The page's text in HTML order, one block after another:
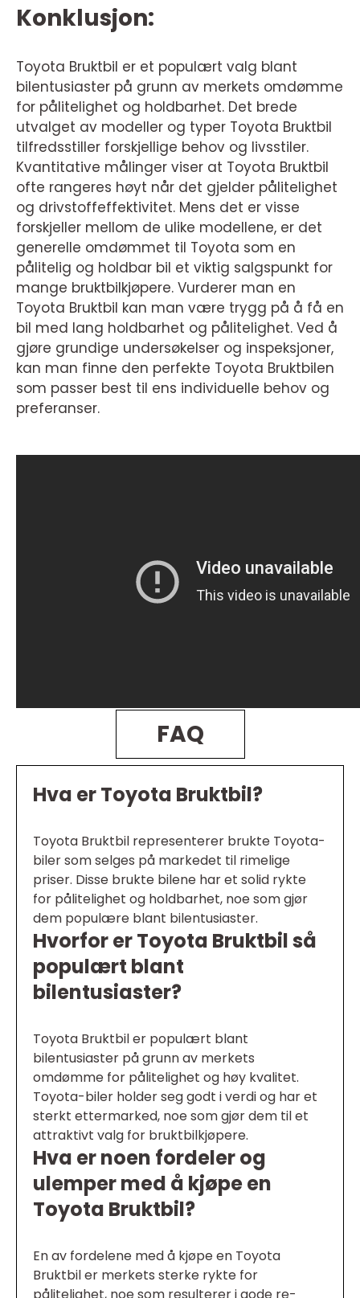
Konklusjon:
Toyota Bruktbil er et populært valg blant
bilentusiaster på grunn av merkets omdømme
for pålitelighet og holdbarhet. Det brede
utvalget av modeller og typer Toyota Bruktbil
tilfredsstiller forskjellige behov og livsstiler.
Kvantitative målinger viser at Toyota Bruktbil
ofte rangeres høyt når det gjelder pålitelighet
og drivstoffeffektivitet. Mens det er visse
forskjeller mellom de ulike modellene, er det
generelle omdømmet til Toyota som en
pålitelig og holdbar bil et viktig salgspunkt for
mange bruktbilkjøpere. Vurderer man en
Toyota Bruktbil kan man være trygg på å få en
bil med lang holdbarhet og pålitelighet. Ved å
gjøre grundige undersøkelser og inspeksjoner,
kan man finne den perfekte Toyota Bruktbilen
som passer best til ens individuelle behov og
preferanser.
FAQ
Hva er Toyota Bruktbil?
Toyota Bruktbil representerer brukte Toyota-
biler som selges på markedet til rimelige
priser. Disse brukte bilene har et solid rykte
for pålitelighet og holdbarhet, noe som gjør
dem populære blant bilentusiaster.
Hvorfor er Toyota Bruktbil så
populært blant
bilentusiaster?
Toyota Bruktbil er populært blant
bilentusiaster på grunn av merkets
omdømme for pålitelighet og høy kvalitet.
Toyota-biler holder seg godt i verdi og har et
sterkt ettermarked, noe som gjør dem til et
attraktivt valg for bruktbilkjøpere.
Hva er noen fordeler og
ulemper med å kjøpe en
Toyota Bruktbil?
En av fordelene med å kjøpe en Toyota
Bruktbil er merkets sterke rykte for